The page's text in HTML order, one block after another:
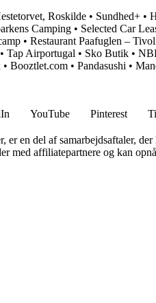
Roskilde • Sundhed+ •
Camping • Selected Car
• Restaurant Paafuglen –
• Tap Airportugal • Sko Butik •
• Booztlet.com • Pandasushi •
YouTube Pinterest
en del af samarbejdsaftaler,
med affiliatepartnere og kan